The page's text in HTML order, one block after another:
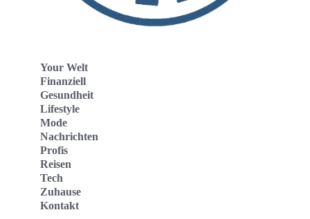
Your Welt
Finanziell
Gesundheit
Lifestyle
Mode
Nachrichten
Profis
Reisen
Tech
Zuhause
Kontakt